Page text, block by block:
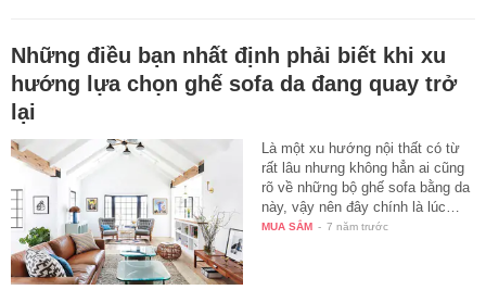
Những điều bạn nhất định phải biết khi xu
hướng lựa chọn ghế sofa da đang quay trở
lại
Là một xu hướng nội thất có từ
rất lâu nhưng không hẳn ai cũng
rõ về những bộ ghế sofa bằng da
này, vậy nên đây chính là lúc…
MUA SẮM - 7 năm trước